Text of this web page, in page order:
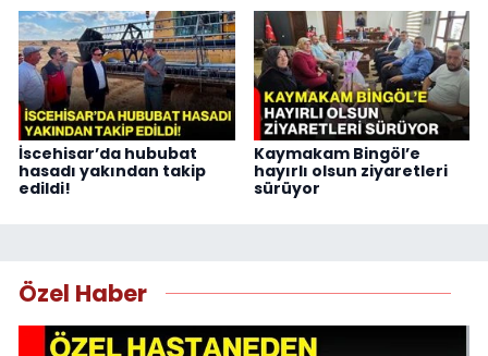
İscehisar’da hububat
hasadı yakından takip
edildi!
Kaymakam Bingöl’e
hayırlı olsun ziyaretleri
sürüyor
Özel Haber